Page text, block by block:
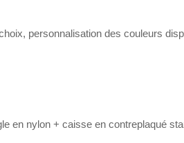
personnalisation des couleurs
en nylon + caisse en contreplaqué